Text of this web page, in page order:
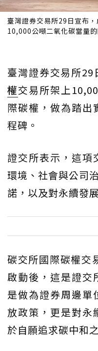
臺灣證券交易所29日宣布
10,000公噸二氧化碳當量
臺灣證券交易所
權交易所架上
際碳權，做為踏出
程碑。
證交所表示，這項
環境、社會與公司
諾，以及對永續發
碳交所國際碳權交
啟動後，這是證交
是做為證券周邊單
放政策，更是對永
於自願追求碳中和